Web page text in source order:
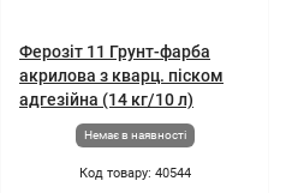
Ферозіт 11 Грунт-фарба
акрилова з кварц. піском
адгезійна (14 кг/10 л)
Немає в наявності
Код товару: 40544